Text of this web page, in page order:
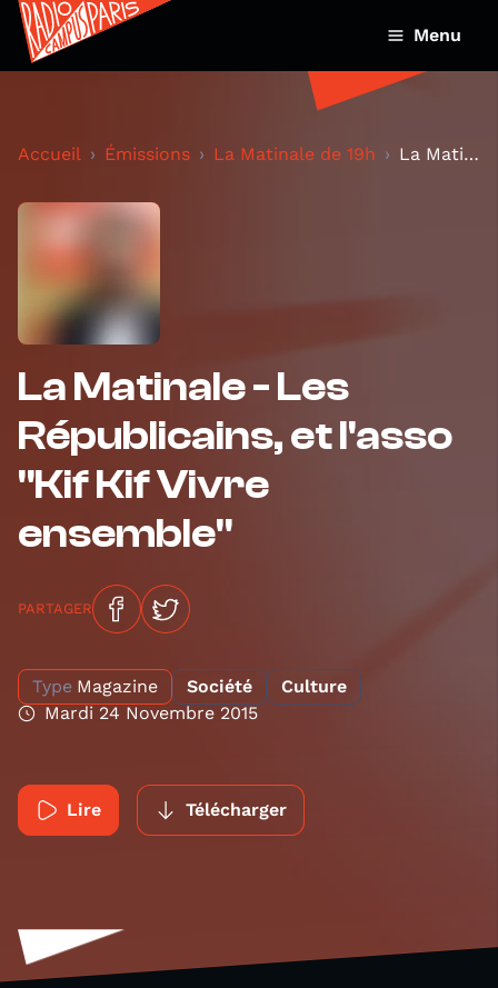
Menu
Accueil Émissions La Matinale de 19h La Matinale - Les Républicains, et l'asso "Kif Kif...
La Matinale - Les
Républicains, et l'asso
"Kif Kif Vivre
ensemble"
PARTAGER
Type Magazine Société
Culture
Mardi 24 Novembre 2015
Lire Télécharger